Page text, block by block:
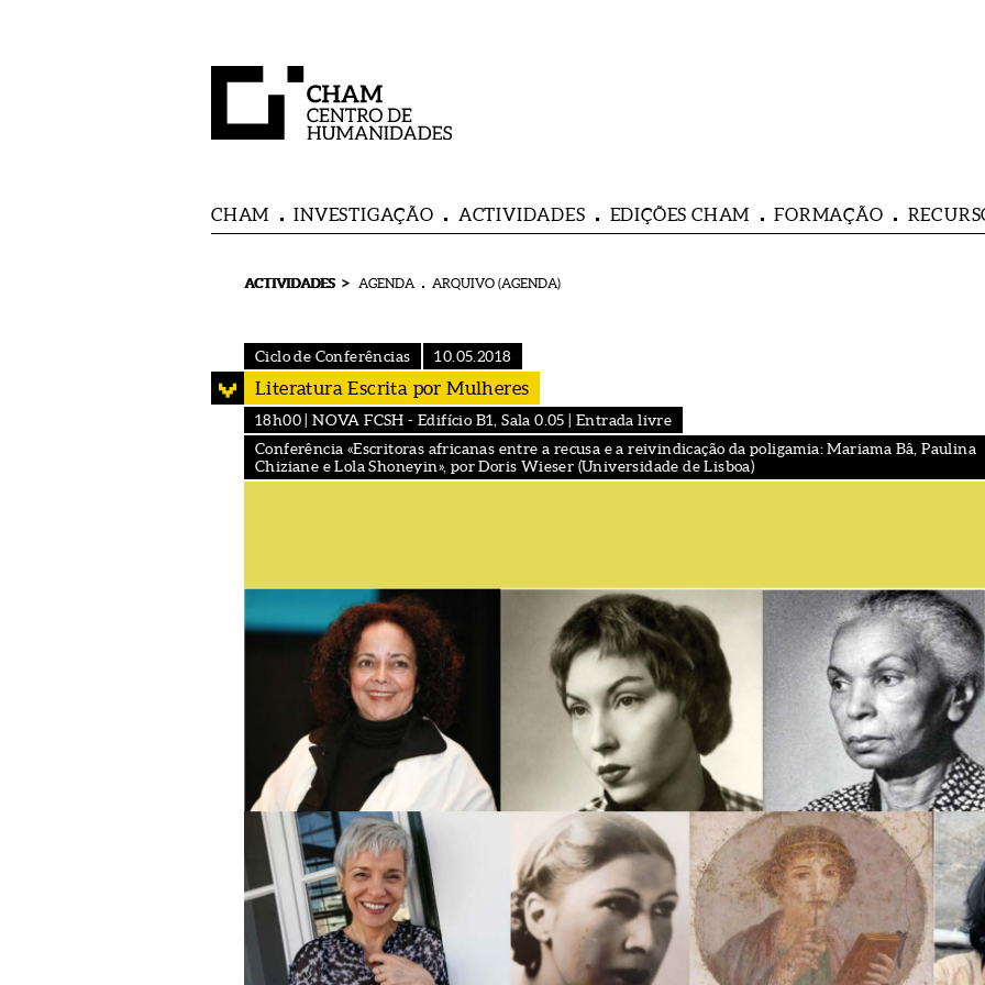
CHAM INVESTIGAÇÃO ACTIVIDADES EDIÇÕES CHAM FORMAÇÃO
ACTIVIDADES > AGENDA ARQUIVO (AGENDA)
Ciclo de Conferências 10.05.2018
Literatura Escrita por Mulheres
18h00 | NOVA FCSH - Edifício B1, Sala 0.05 | Entrada livre
Conferência «Escritoras africanas entre a recusa e a reivindicação da poligamia: Mariama Bâ, Paulina
Chiziane e Lola Shoneyin», por Doris Wieser (Universidade de Lisboa)